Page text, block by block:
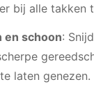
bij alle takken
en schoon:
laten genezen.